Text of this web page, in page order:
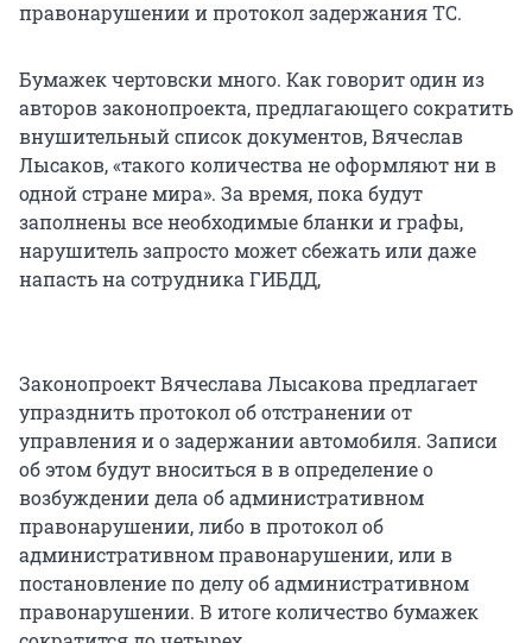
правонарушении и протокол задержания ТС.
Бумажек чертовски много. Как говорит один из
авторов законопроекта, предлагающего сократить
внушительный список документов, Вячеслав
Лысаков, «такого количества не оформляют ни в
одной стране мира». За время, пока будут
заполнены все необходимые бланки и графы,
нарушитель запросто может сбежать или даже
напасть на сотрудника ГИБДД,
Законопроект Вячеслава Лысакова предлагает
упразднить протокол об отстранении от
управления и о задержании автомобиля. Записи
об этом будут вноситься в в определение о
возбуждении дела об административном
правонарушении, либо в протокол об
административном правонарушении, или в
постановление по делу об административном
правонарушении. В итоге количество бумажек